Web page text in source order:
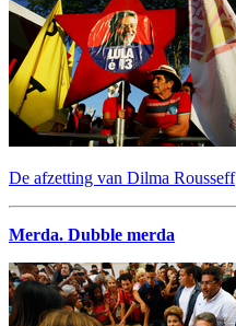
De afzetting van Dilma Rousseff
Merda. Dubble merda